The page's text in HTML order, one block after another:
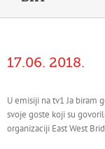
17.06. 2018.
U emisiji na tv1 Ja biram
svoje goste koji su
organizaciji East West